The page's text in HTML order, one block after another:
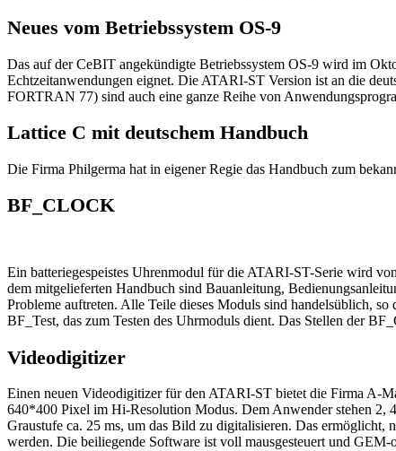
Neues vom Betriebssystem OS-9
Das auf der CeBIT angekündigte Betriebssystem OS-9 wird im
Echtzeitanwendungen eignet. Die ATARI-ST Version ist an die
FORTRAN 77) sind auch eine ganze Reihe von
Lattice C mit deutschem Handbuch
Die Firma Philgerma hat in eigener Regie das Handbuch zum
BF_CLOCK
Ein batteriegespeistes Uhrenmodul für die ATARI-ST-Serie wird
dem mitgelieferten Handbuch sind Bauanleitung,
Probleme auftreten. Alle Teile dieses Moduls sind handelsüblich,
BF_Test, das zum Testen des Uhrmoduls dient. Das Stellen der
Videodigitizer
Einen neuen Videodigitizer für den ATARI-ST bietet die Firma A-
640*400 Pixel im Hi-Resolution Modus. Dem Anwender stehen 2,
Graustufe ca. 25 ms, um das Bild zu digitalisieren. Das
werden. Die beiliegende Software ist voll mausgesteuert und